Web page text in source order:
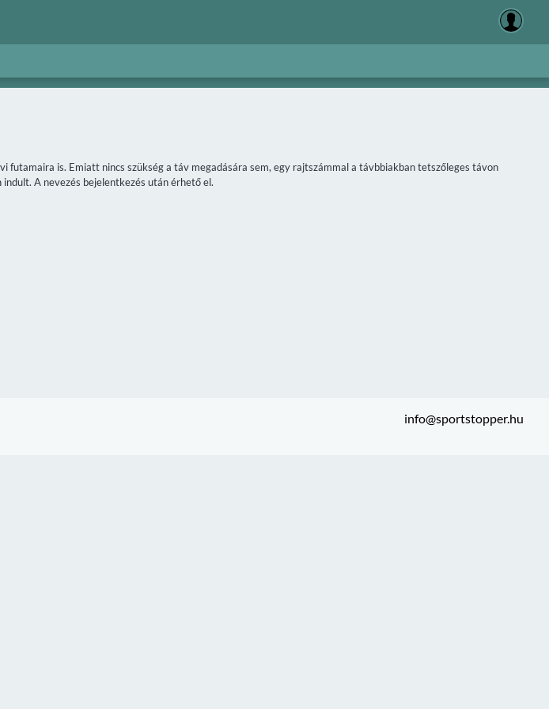
is. Emiatt nincs szükség a táv megadására sem, egy rajtszámmal a távbbiakban tetszőleges távon
A nevezés bejelentkezés után érhető el.
info@sportstopper.hu